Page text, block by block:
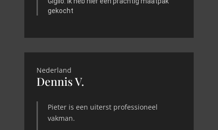
gekocht
Nederland
Dennis V.
Pieter is een uiterst professioneel
vakman.